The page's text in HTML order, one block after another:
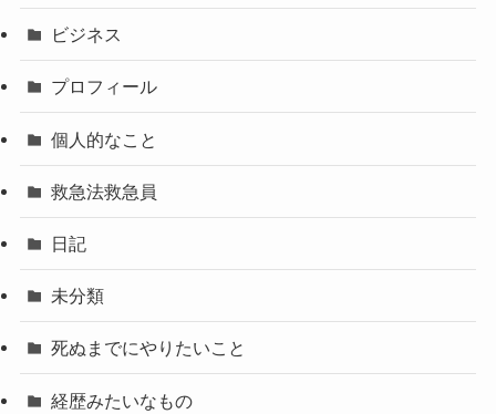
ビジネス
プロフィール
個人的なこと
救急法救急員
日記
未分類
死ぬまでにやりたいこと
経歴みたいなもの